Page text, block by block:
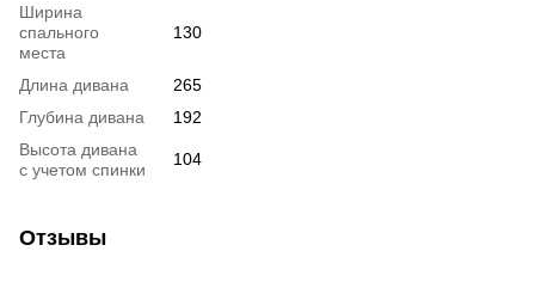
Ширина
спального
места
130
Длина дивана
265
Глубина дивана
192
Высота дивана
с учетом спинки
104
Отзывы